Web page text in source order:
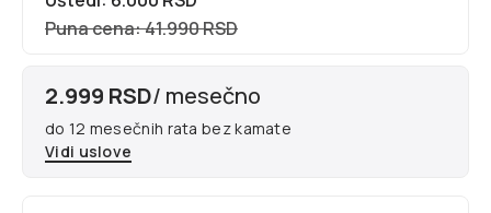
Puna cena: 41.990 RSD
2.999 RSD/ mesečno
do 12 mesečnih rata bez kamate
Vidi uslove